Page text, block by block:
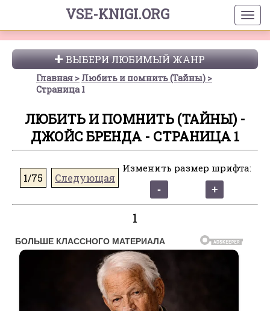
VSE-KNIGI.ORG
ВЫБЕРИ ЛЮБИМЫЙ ЖАНР
Главная
Любить и помнить (Тайны)
Страница 1
ЛЮБИТЬ И ПОМНИТЬ (ТАЙНЫ) -
ДЖОЙС БРЕНДА - СТРАНИЦА 1
1/75 Следующая
Изменить размер шрифта:
1